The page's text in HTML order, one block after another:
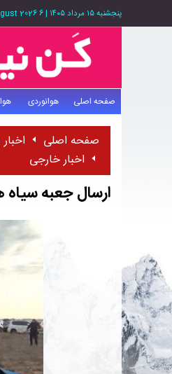
پنجشنبه ۱۵ مرداد ۱۴۰۵ |
6 August 2026
صفحه اصلی هوانوردی
صفحه اصلی
اخبار خارجی
ارسال جعبه سیاه